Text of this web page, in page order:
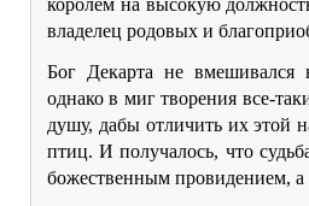
королем на высокую
владелец родовых и
Бог Декарта не
однако в миг творения все-
душу, дабы отличить их
птиц. И получалось, что
божественным провидением, а